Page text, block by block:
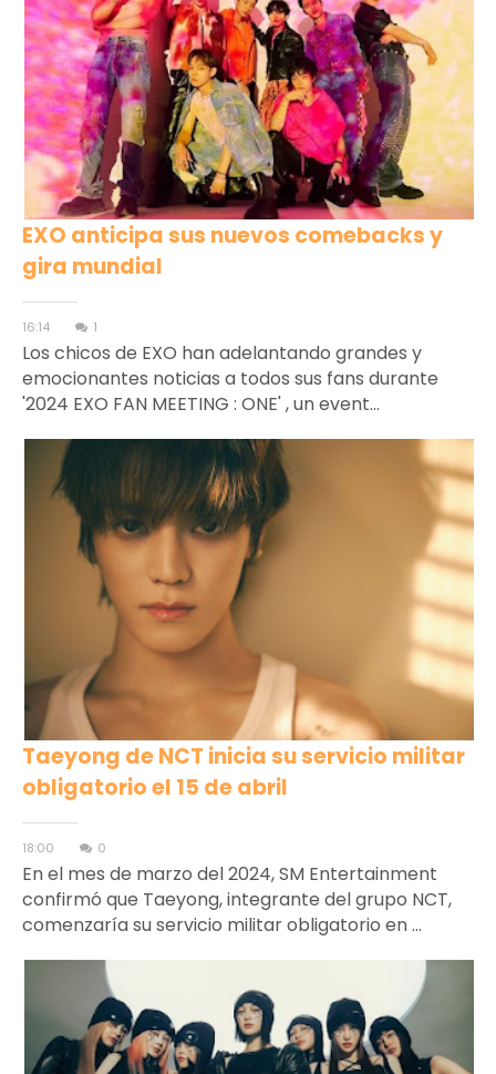
EXO anticipa sus nuevos comebacks y
gira mundial
16:14 1
Los chicos de EXO han adelantando grandes y
emocionantes noticias a todos sus fans durante
'2024 EXO FAN MEETING : ONE' , un event...
Taeyong de NCT inicia su servicio militar
obligatorio el 15 de abril
18:00 0
En el mes de marzo del 2024, SM Entertainment
confirmó que Taeyong, integrante del grupo NCT,
comenzaría su servicio militar obligatorio en ...